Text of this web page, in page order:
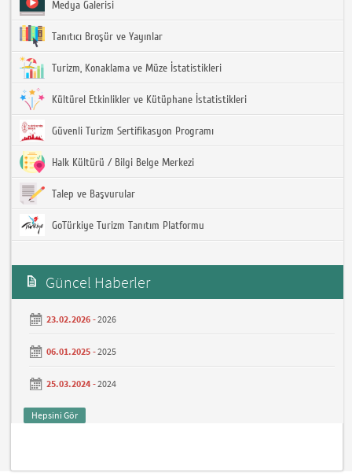
Medya Galerisi
Tanıtıcı Broşür ve Yayınlar
Turizm, Konaklama ve Müze İstatistikleri
Kültürel Etkinlikler ve Kütüphane İstatistikleri
Güvenli Turizm Sertifikasyon Programı
Halk Kültürü / Bilgi Belge Merkezi
Talep ve Başvurular
GoTürkiye Turizm Tanıtım Platformu
Güncel Haberler
23.02.2026 -2026
06.01.2025 -2025
25.03.2024 -2024
Hepsini Gör